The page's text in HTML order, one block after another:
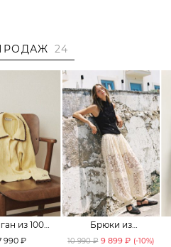
24
из 100%
TOPTOP
990 ₽
Брюки из
смесового хлопка
10 990 ₽ 9 899 ₽ (-10%)